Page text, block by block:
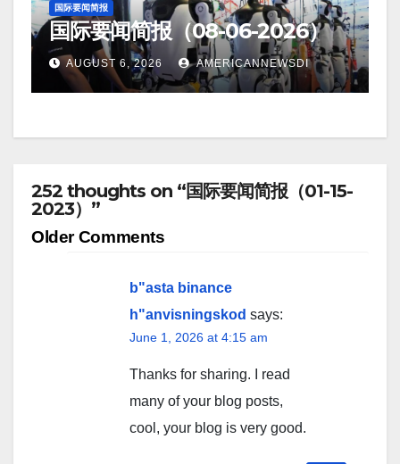
国际要闻简报
国际要闻简报（08-06-2026）
AUGUST 6, 2026 AMERICANNEWSDI
252 thoughts on “国际要闻简报（01-15-
2023）”
Comment
Older Comments
b"asta binance
h"anvisningskod says:
June 1, 2026 at 4:15 am
Thanks for sharing. I read
many of your blog posts,
cool, your blog is very good.